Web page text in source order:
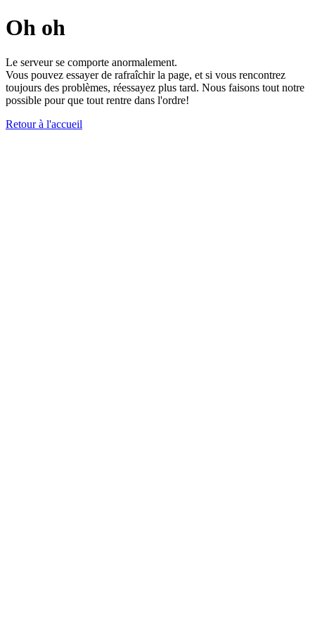
Oh oh
Le serveur se comporte anormalement.
Vous pouvez essayer de rafraîchir la page, et si vous rencontrez
toujours des problèmes, réessayez plus tard. Nous faisons tout notre
possible pour que tout rentre dans l'ordre!
Retour à l'accueil